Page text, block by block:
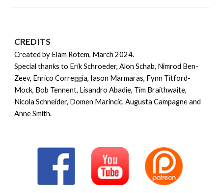
CREDITS
Created by Elam Rotem, March 2024.
Special thanks to Erik Schroeder, Alon Schab, Nimrod Ben-
Zeev, Enrico Correggia, Iason Marmaras, Fynn Titford-
Mock, Bob Tennent, Lisandro Abadie, Tim Braithwaite,
Nicola Schneider, Domen Marincic, Augusta Campagne and
Anne Smith.